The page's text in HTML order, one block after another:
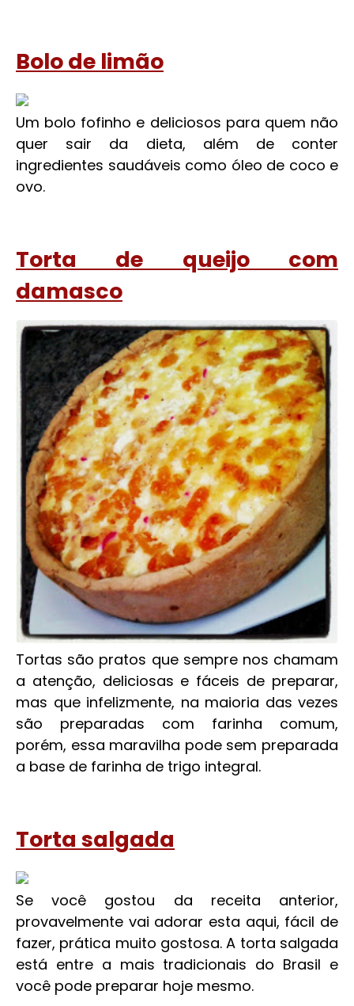
Bolo de limão
Um bolo fofinho e deliciosos para quem não
quer sair da dieta, além de conter
ingredientes saudáveis como óleo de coco e
ovo.
Torta de queijo com
damasco
Tortas são pratos que sempre nos chamam
a atenção, deliciosas e fáceis de preparar,
mas que infelizmente, na maioria das vezes
são preparadas com farinha comum,
porém, essa maravilha pode sem preparada
a base de farinha de trigo integral.
Torta salgada
Se você gostou da receita anterior,
provavelmente vai adorar esta aqui, fácil de
fazer, prática muito gostosa. A torta salgada
está entre a mais tradicionais do Brasil e
você pode preparar hoje mesmo.